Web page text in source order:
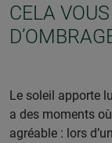
CELA
Le soleil apporte
a des moments
agréable : lors